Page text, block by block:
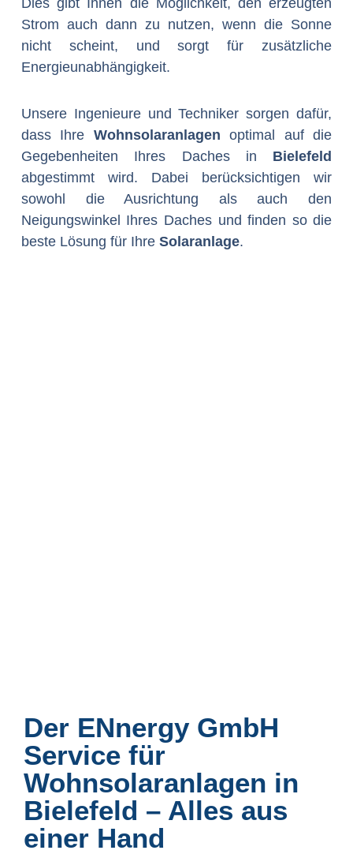
Strom auch dann zu nutzen, wenn die Sonne
nicht scheint, und sorgt für zusätzliche
Energieunabhängigkeit.
Unsere Ingenieure und Techniker sorgen dafür,
dass Ihre Wohnsolaranlagen optimal auf die
Gegebenheiten Ihres Daches in Bielefeld
abgestimmt wird. Dabei berücksichtigen wir
sowohl die Ausrichtung als auch den
Neigungswinkel Ihres Daches und finden so die
beste Lösung für Ihre Solaranlage.
Der ENnergy GmbH
Service für
Wohnsolaranlagen in
Bielefeld – Alles aus
einer Hand